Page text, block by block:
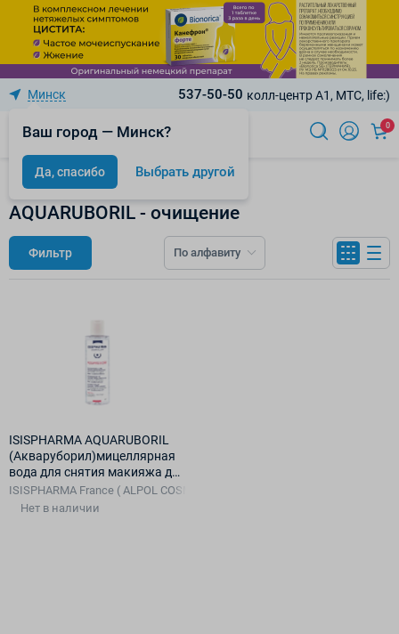
Минск
Ваш город — Минск?
Да, спасибо Выбрать другой
537-50-50 колл-центр A1, МТС, life:)
0
ISISPHARMA
AQUARUBORIL - очищение
Фильтр По алфавиту
ISISPHARMA AQUARUBORIL
(Акваруборил)мицеллярная
вода для снятия макияжа для
чувствительной и склонной к
покраснению кожи,250 мл
ISISPHARMA France ( ALPOL COSMETIQUE )
Нет в наличии